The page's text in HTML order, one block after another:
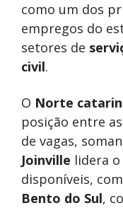
como um dos
empregos do
setores de
civil.
O Norte
posição entre
de vagas,
Joinville lidera
disponíveis,
Bento do Sul,